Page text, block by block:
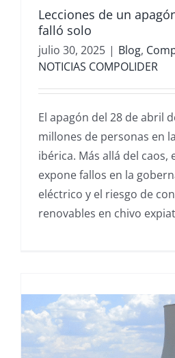
Lecciones de un
falló solo
julio 30, 2025 | Blog,
NOTICIAS COMPOLIDER
El apagón del 28 de abril
millones de personas en
ibérica. Más allá del caos,
expone fallos en la
eléctrico y el riesgo de
renovables en chivo